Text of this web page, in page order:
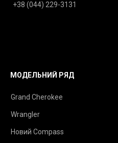
+38 (044) 229-3131
МОДЕЛЬНИЙ РЯД
Grand Cherokee
Wrangler
Новий Compass